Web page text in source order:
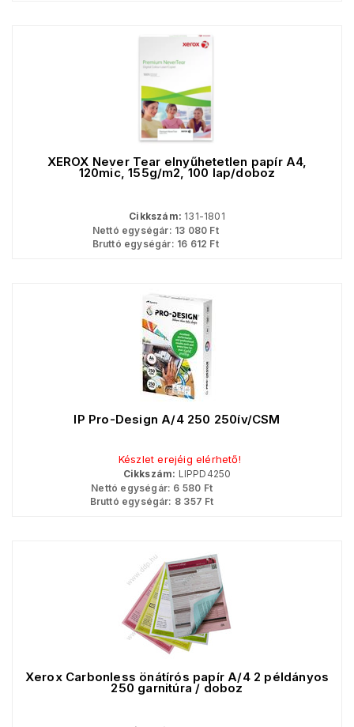
XEROX Never Tear elnyűhetetlen papír A4,
120mic, 155g/m2, 100 lap/doboz
Cikkszám: 131-1801
Nettó egységár: 13 080 Ft
Bruttó egységár: 16 612 Ft
IP Pro-Design A/4 250 250ív/CSM
Készlet erejéig elérhető!
Cikkszám: LIPPD4250
Nettó egységár: 6 580 Ft
Bruttó egységár: 8 357 Ft
Xerox Carbonless önátírós papír A/4 2 példányos
250 garnitúra / doboz